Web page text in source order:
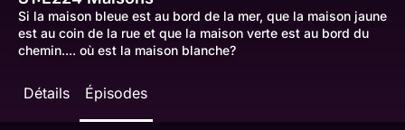
Si la maison bleue est au bord de la mer, que la maison jaune
est au coin de la rue et que la maison verte est au bord du
chemin.... où est la maison blanche?
Détails Épisodes